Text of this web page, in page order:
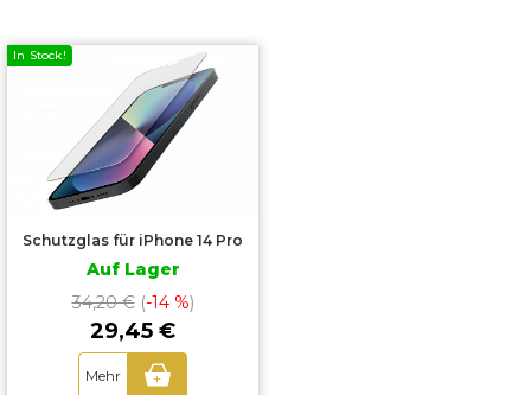
In Stock!
Schutzglas für iPhone 14 Pro
Auf Lager
34,20 €(-14 %)
29,45 €
Mehr +